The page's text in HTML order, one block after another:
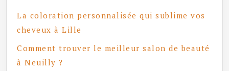
La coloration personnalisée qui sublime vos
cheveux à Lille
Comment trouver le meilleur salon de beauté
à Neuilly ?